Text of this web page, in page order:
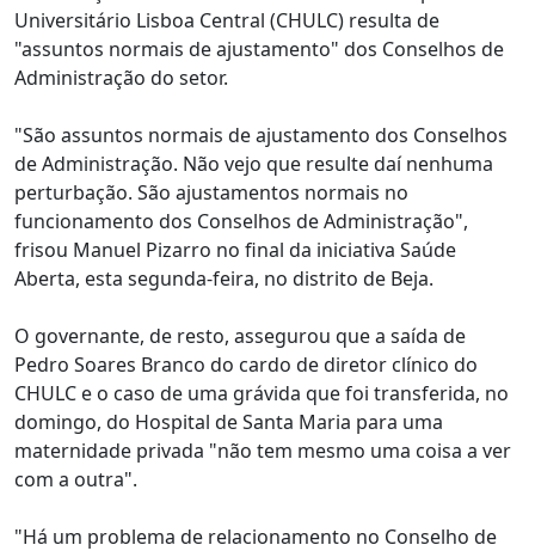
Universitário Lisboa Central (CHULC) resulta de
"assuntos normais de ajustamento" dos Conselhos de
Administração do setor.
"São assuntos normais de ajustamento dos Conselhos
de Administração. Não vejo que resulte daí nenhuma
perturbação. São ajustamentos normais no
funcionamento dos Conselhos de Administração",
frisou Manuel Pizarro no final da iniciativa Saúde
Aberta, esta segunda-feira, no distrito de Beja.
O governante, de resto, assegurou que a saída de
Pedro Soares Branco do cardo de diretor clínico do
CHULC e o caso de uma grávida que foi transferida, no
domingo, do Hospital de Santa Maria para uma
maternidade privada "não tem mesmo uma coisa a ver
com a outra".
"Há um problema de relacionamento no Conselho de